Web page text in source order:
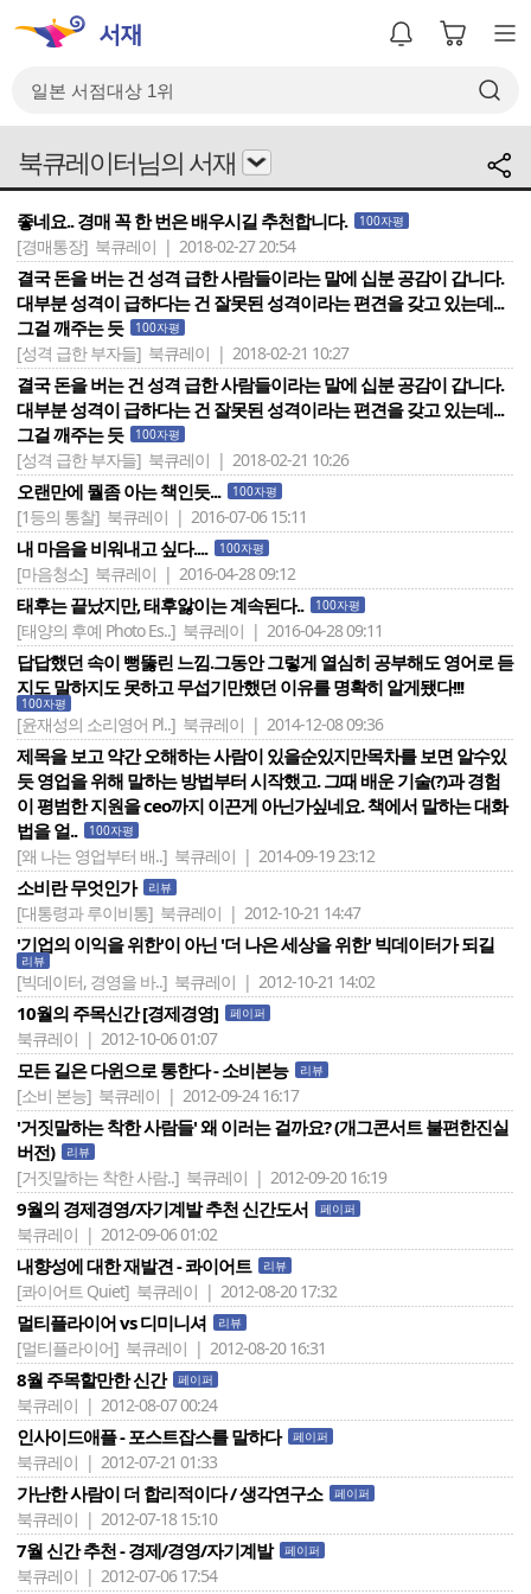
북큐레이터님의 서재
좋네요.. 경매 꼭 한 번은 배우시길 추천합니다. 100자평
[경매통장] 북큐레이 | 2018-02-27 20:54
결국 돈을 버는 건 성격 급한 사람들이라는 말에 십분 공감이 갑니다.
대부분 성격이 급하다는 건 잘못된 성격이라는 편견을 갖고 있는데...
그걸 깨주는 듯
100자평
[성격 급한 부자들] 북큐레이 | 2018-02-21 10:27
결국 돈을 버는 건 성격 급한 사람들이라는 말에 십분 공감이 갑니다.
대부분 성격이 급하다는 건 잘못된 성격이라는 편견을 갖고 있는데...
그걸 깨주는 듯
100자평
[성격 급한 부자들] 북큐레이 | 2018-02-21 10:26
오랜만에 뭘좀 아는 책인듯... 100자평
[1등의 통찰] 북큐레이 | 2016-07-06 15:11
내 마음을 비워내고 싶다.... 100자평
[마음청소] 북큐레이 | 2016-04-28 09:12
태후는 끝났지만, 태후앓이는 계속된다.. 100자평
[태양의 후예 Photo Es..] 북큐레이 | 2016-04-28 09:11
답답했던 속이 뻥뚫린 느낌.그동안 그렇게 열심히 공부해도 영어로 듣
지도 말하지도 못하고 무섭기만했던 이유를 명확히 알게됐다!!!
100자평
[윤재성의 소리영어 Pl..] 북큐레이 | 2014-12-08 09:36
제목을 보고 약간 오해하는 사람이 있을순있지만목차를 보면 알수있
듯 영업을 위해 말하는 방법부터 시작했고. 그때 배운 기술(?)과 경험
이 평범한 지원을 ceo까지 이끈게 아닌가싶네요. 책에서 말하는 대화
법을 얼..
100자평
[왜 나는 영업부터 배..] 북큐레이 | 2014-09-19 23:12
소비란 무엇인가 리뷰
[대통령과 루이비통] 북큐레이 | 2012-10-21 14:47
'기업의 이익을 위한'이 아닌 '더 나은 세상을 위한' 빅데이터가 되길
리뷰
[빅데이터, 경영을 바..] 북큐레이 | 2012-10-21 14:02
10월의 주목신간 [경제경영] 페이퍼
북큐레이 | 2012-10-06 01:07
모든 길은 다윈으로 통한다 - 소비본능 리뷰
[소비 본능] 북큐레이 | 2012-09-24 16:17
'거짓말하는 착한 사람들' 왜 이러는 걸까요? (개그콘서트 불편한진실
버전)
리뷰
[거짓말하는 착한 사람..] 북큐레이 | 2012-09-20 16:19
9월의 경제경영/자기계발 추천 신간도서 페이퍼
북큐레이 | 2012-09-06 01:02
내향성에 대한 재발견 - 콰이어트 리뷰
[콰이어트 Quiet] 북큐레이 | 2012-08-20 17:32
멀티플라이어 vs 디미니셔 리뷰
[멀티플라이어] 북큐레이 | 2012-08-20 16:31
8월 주목할만한 신간 페이퍼
북큐레이 | 2012-08-07 00:24
인사이드애플 - 포스트잡스를 말하다 페이퍼
북큐레이 | 2012-07-21 01:33
가난한 사람이 더 합리적이다 / 생각연구소 페이퍼
북큐레이 | 2012-07-18 15:10
7월 신간 추천 - 경제/경영/자기계발 페이퍼
북큐레이 | 2012-07-06 17:54